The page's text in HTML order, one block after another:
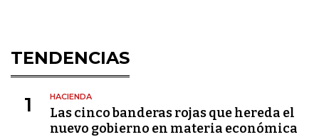
TENDENCIAS
1 HACIENDA
Las cinco banderas rojas que hereda el
nuevo gobierno en materia económica